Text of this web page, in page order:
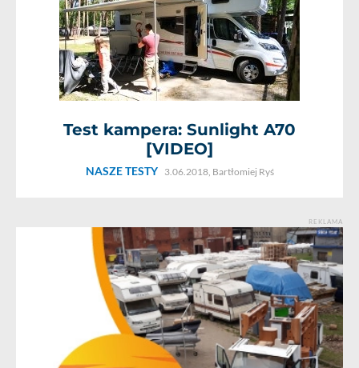
Test kampera: Sunlight A70
[VIDEO]
NASZE TESTY 3.06.2018, Bartłomiej Ryś
REKLAMA